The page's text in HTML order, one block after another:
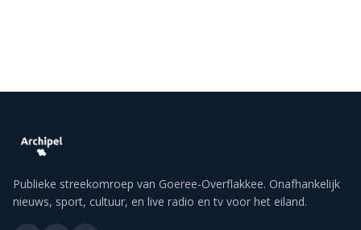
Publieke streekomroep van Goeree-Overflakkee. Onafhankelijk
nieuws, sport, cultuur, en live radio en tv voor het eiland.